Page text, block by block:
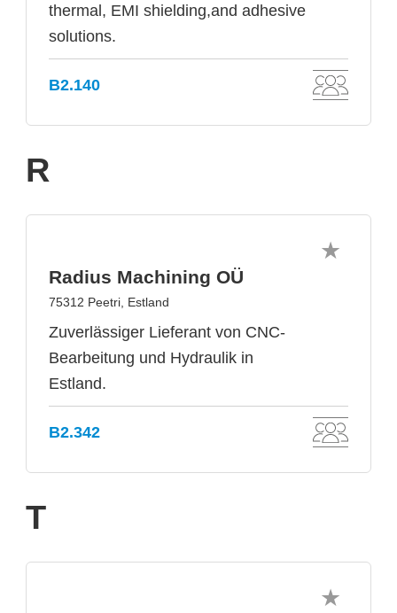
thermal, EMI shielding,and adhesive
solutions.
B2.140
R
Radius Machining OÜ
75312 Peetri, Estland
Zuverlässiger Lieferant von CNC-
Bearbeitung und Hydraulik in
Estland.
B2.342
T